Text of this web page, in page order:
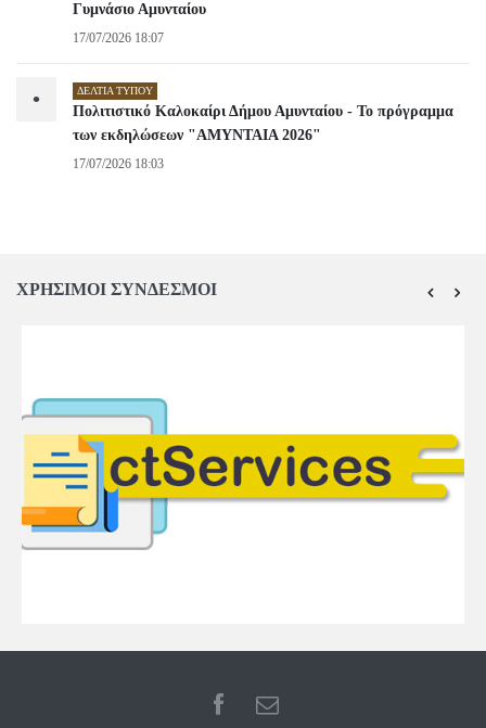
Γυμνάσιο Αμυνταίου
17/07/2026 18:07
• ΔΕΛΤΊΑ ΤΎΠΟΥ
Πολιτιστικό Καλοκαίρι Δήμου Αμυνταίου - Το πρόγραμμα
των εκδηλώσεων "ΑΜΥΝΤΑΙΑ 2026"
17/07/2026 18:03
ΧΡΗΣΙΜΟΙ ΣΥΝΔΕΣΜΟΙ